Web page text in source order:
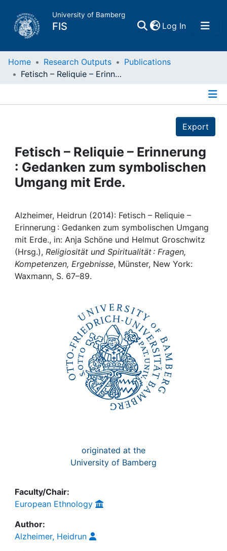
University of Bamberg
FIS Log In(current)
Home
Projects
People
Awards
My FIS
Help
Home Research Outputs
Publications
Fetisch – Reliquie – Erinnerung : Gedanken zum symbolischen Umgang mit Erde.
Export
Fetisch – Reliquie – Erinnerung
: Gedanken zum symbolischen
Umgang mit Erde.
Alzheimer, Heidrun (2014): Fetisch – Reliquie –
Erinnerung : Gedanken zum symbolischen Umgang
mit Erde., in: Anja Schöne und Helmut Groschwitz
(Hrsg.), Religiosität und Spiritualität : Fragen,
Kompetenzen, Ergebnisse, Münster, New York:
Waxmann, S. 67–89.
originated at the
University of Bamberg
Faculty/Chair:
European Ethnology
Author:
Alzheimer, Heidrun